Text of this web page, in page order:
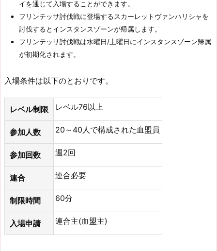
イを通じて入場することができます。
フリンテッサ討伐戦に登場するスカーレットヴァンハリシャを
討伐するとインスタンスゾーンが帰属します。
フリンテッサ討伐戦は水曜日/土曜日にインスタンスゾーン帰属
が初期化されます。
入場条件は以下のとおりです。
レベル制限 レベル76以上
参加人数 20～40人で構成された血盟員
参加回数 週2回
連合 連合必要
制限時間 60分
入場申請 連合主(血盟主)